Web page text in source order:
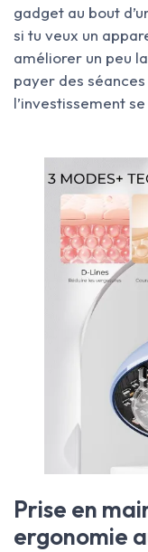
gadget au bout
si tu veux un
améliorer un peu
payer des
l’investissement
Prise en
ergonomie